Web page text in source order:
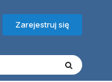
Zarejestruj się